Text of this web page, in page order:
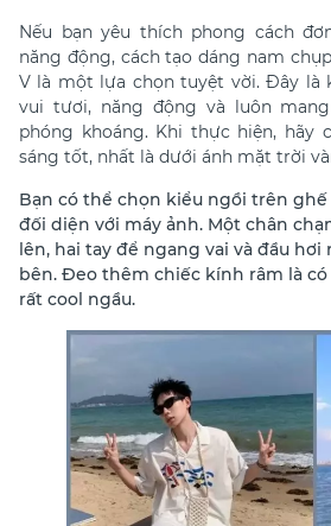
Nếu bạn yêu thích phong cách
năng động, cáchtạo dáng nam
V là một lựa chọn tuyệt vời. Đây là
vui tươi, năng động và luôn
phóng khoáng. Khi thực hiện, hãy
sáng tốt, nhất là dưới ánh mặt trời
Bạn có thể chọn kiểu ngồi trên
đối diện với máy ảnh. Một chân
lên, hai tay để ngang vai và đầu
bên. Đeo thêm chiếc kính râm là
rất cool ngầu.